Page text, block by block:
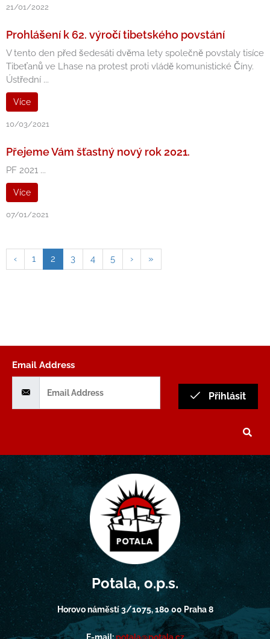
21/01/2022
Prohlášení k 62. výročí tibetského povstání
V tento den před šedesáti dvěma lety společně povstaly tisíce
Tibeťanů ve Lhase na protest proti vládě komunistické Číny.
Ústřední ...
Více
10/03/2021
Přejeme Vám šťastný nový rok 2021.
PF 2021 ...
Více
07/01/2021
‹ 1 2 3 4 5 › »
Email Address
Přihlásit
Potala, o.p.s.
Horovo náměstí 3/1075, 180 00 Praha 8